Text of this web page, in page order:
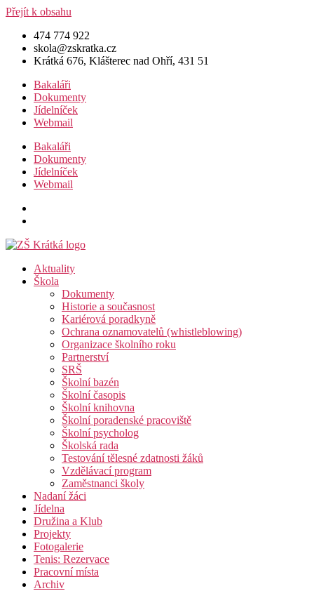
Přejít k obsahu
474 774 922
skola@zskratka.cz
Krátká 676, Klášterec nad Ohří, 431 51
Bakaláři
Dokumenty
Jídelníček
Webmail
Bakaláři
Dokumenty
Jídelníček
Webmail
Aktuality
Škola
Dokumenty
Historie a současnost
Kariérová poradkyně
Ochrana oznamovatelů (whistleblowing)
Organizace školního roku
Partnerství
SRŠ
Školní bazén
Školní časopis
Školní knihovna
Školní poradenské pracoviště
Školní psycholog
Školská rada
Testování tělesné zdatnosti žáků
Vzdělávací program
Zaměstnanci školy
Nadaní žáci
Jídelna
Družina a Klub
Projekty
Fotogalerie
Tenis: Rezervace
Pracovní místa
Archiv